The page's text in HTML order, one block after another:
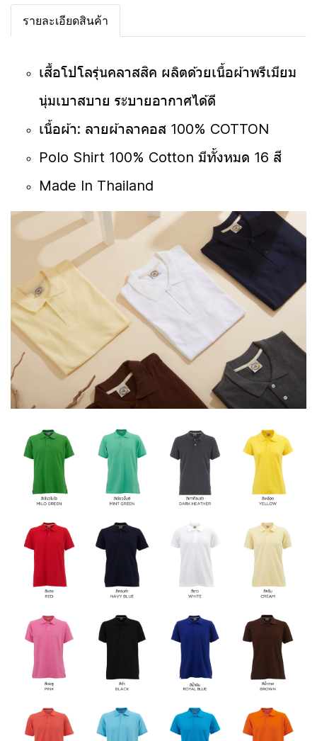
รายละเอียดสินค้า
เสื้อโปโลรุ่นคลาสสิค ผลิตด้วยเนื้อผ้าพรีเมียม
นุ่มเบาสบาย ระบายอากาศได้ดี
เนื้อผ้า: ลายผ้าลาคอส 100% COTTON
Polo Shirt 100% Cotton มีทั้งหมด 16 สี
Made In Thailand